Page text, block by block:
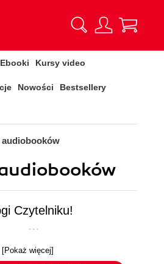
Ebooki Kursy video
Nowości Bestsellery
audiobooków
Czytelniku!
znajdziesz
[Pokaż więcej]